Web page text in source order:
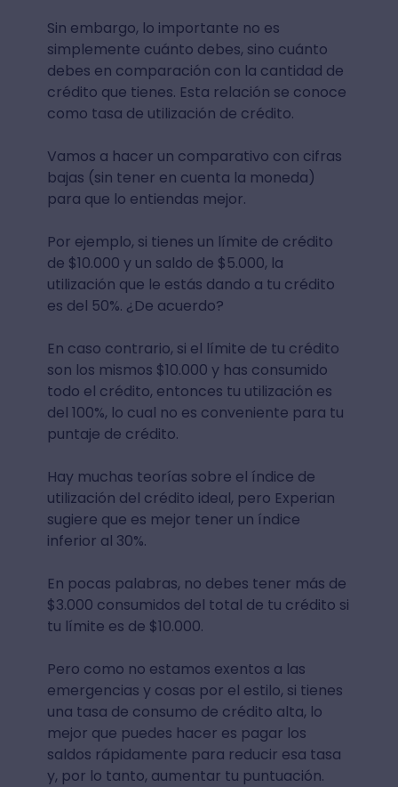
Sin embargo, lo importante no es
simplemente cuánto debes, sino cuánto
debes en comparación con la cantidad de
crédito que tienes. Esta relación se conoce
como tasa de utilización de crédito.
Vamos a hacer un comparativo con cifras
bajas (sin tener en cuenta la moneda)
para que lo entiendas mejor.
Por ejemplo, si tienes un límite de crédito
de $10.000 y un saldo de $5.000, la
utilización que le estás dando a tu crédito
es del 50%. ¿De acuerdo?
En caso contrario, si el límite de tu crédito
son los mismos $10.000 y has consumido
todo el crédito, entonces tu utilización es
del 100%, lo cual no es conveniente para tu
puntaje de crédito.
Hay muchas teorías sobre el índice de
utilización del crédito ideal, pero Experian
sugiere que es mejor tener un índice
inferior al 30%.
En pocas palabras, no debes tener más de
$3.000 consumidos del total de tu crédito si
tu límite es de $10.000.
Pero como no estamos exentos a las
emergencias y cosas por el estilo, si tienes
una tasa de consumo de crédito alta, lo
mejor que puedes hacer es pagar los
saldos rápidamente para reducir esa tasa
y, por lo tanto, aumentar tu puntuación.